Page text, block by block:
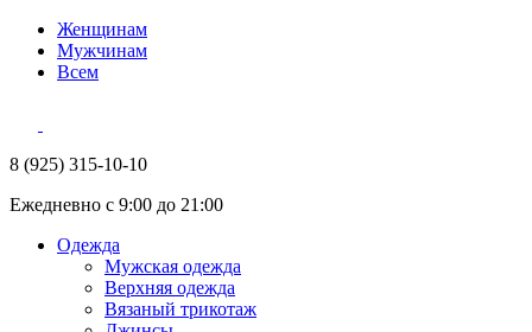
Женщинам
Мужчинам
Всем
8 (925) 315-10-10
Ежедневно с 9:00 до 21:00
Одежда
Мужская одежда
Верхняя одежда
Вязаный трикотаж